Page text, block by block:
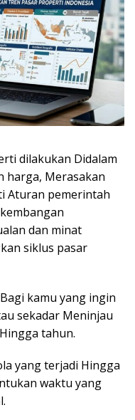
dilakukan Didalam
harga, Merasakan
Aturan pemerintah
dan minat
siklus pasar
kamu yang ingin
sekadar Meninjau
tahun.
yang terjadi Hingga
waktu yang